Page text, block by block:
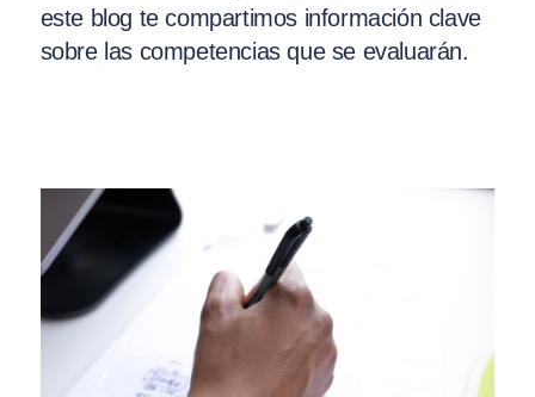
este blog te compartimos información clave
sobre las competencias que se evaluarán.